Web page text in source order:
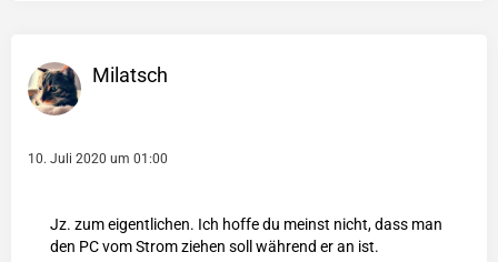
Milatsch
10. Juli 2020 um 01:00
Jz. zum eigentlichen. Ich hoffe du meinst nicht, dass man
den PC vom Strom ziehen soll während er an ist.